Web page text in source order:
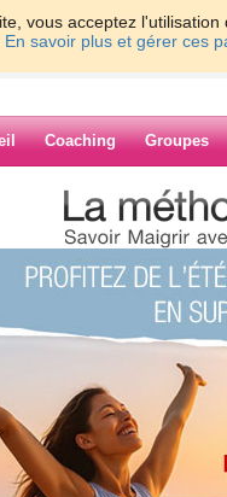
vous acceptez
En savoir plus et gérer ces
Coaching Groupes
> maikhanh100 >
protection equipment
de
Protection
ESD
12/01/2024 à 08:35